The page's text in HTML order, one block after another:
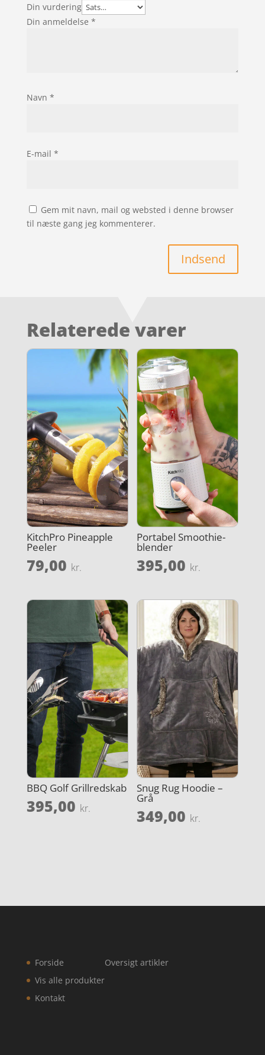
Din vurdering
Din anmeldelse *
Navn *
E-mail *
Gem mit navn, mail og websted i denne browser
til næste gang jeg kommenterer.
Indsend
Relaterede varer
KitchPro Pineapple
Peeler
79,00 kr.
Portabel Smoothie-
blender
395,00 kr.
BBQ Golf Grillredskab
395,00 kr.
Snug Rug Hoodie –
Grå
349,00 kr.
Forside
Vis alle produkter
Kontakt
Oversigt artikler